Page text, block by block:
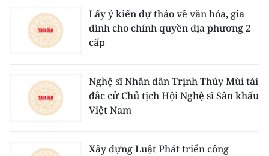
Lấy ý kiến dự thảo về văn hóa, gia
đình cho chính quyền địa phương 2
cấp
Nghệ sĩ Nhân dân Trịnh Thúy Mùi tái
đắc cử Chủ tịch Hội Nghệ sĩ Sân khấu
Việt Nam
Xây dựng Luật Phát triển công